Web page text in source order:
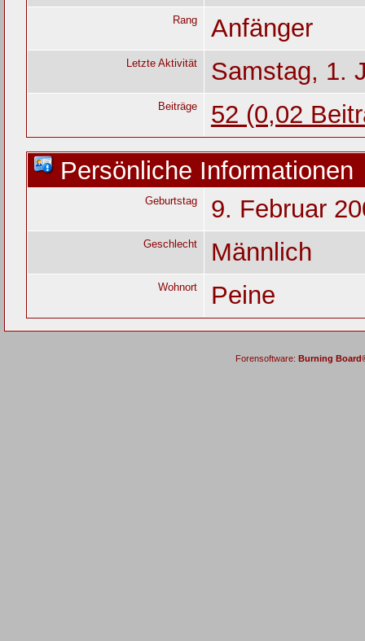
Rang Anfänger
Letzte Aktivität Samstag, 1.
Beiträge
52 (0,02
Persönliche Informationen
Geburtstag 9. Februar
Geschlecht Männlich
Wohnort Peine
Forensoftware: Burning